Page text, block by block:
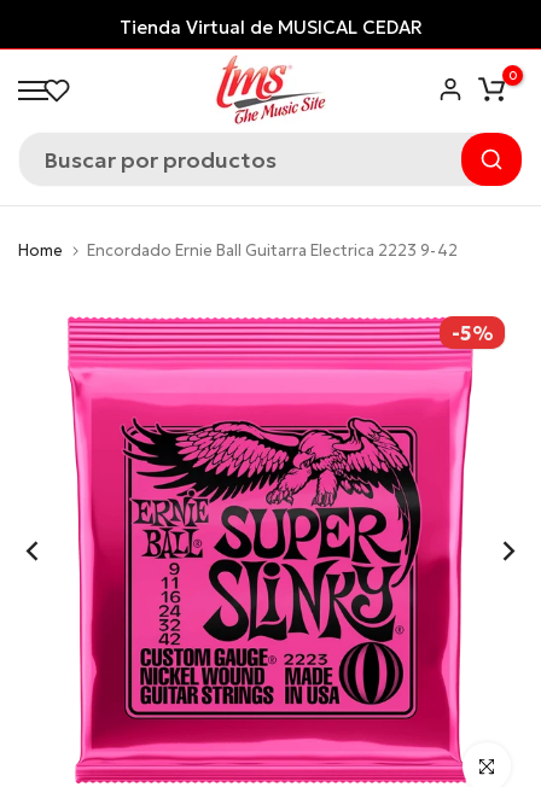
al
contenido
Tienda Virtual de MUSICAL CEDAR
0
Home Encordado Ernie Ball Guitarra Electrica 2223 9-42
-5%
Click para